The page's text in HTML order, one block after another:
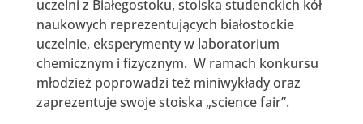
uczelni z Białegostoku, stoiska studenckich kół
naukowych reprezentujących białostockie
uczelnie, eksperymenty w laboratorium
chemicznym i fizycznym. W ramach konkursu
młodzież poprowadzi też miniwykłady oraz
zaprezentuje swoje stoiska „science fair”.